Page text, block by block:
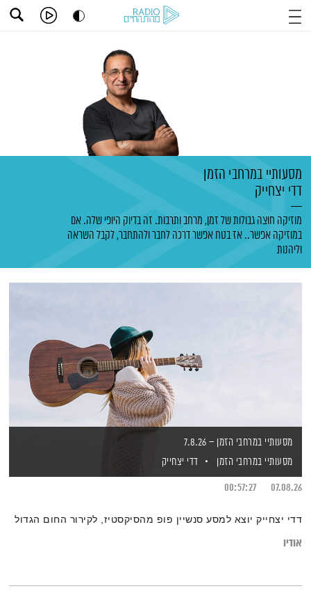
מסעותיי במרחבי הזמן
דדי יצחייק
מוזיקה חוצה גבולות של זמן, מרחב ותרבות. זה בדיוק היופי שלה. אם
במוזיקה אפשר.. אז בטח אפשר דרכה לחבר ולהתחבר, לקבל השראה
וליהנות
מסעותיי במרחבי הזמן – 7.8.26
מסעותיי במרחבי הזמן
דדי יצחייק
07.08.26
00:57:27
דדי יצחייק יוצא למסע סנשיין פופ מהסיקסטיז, לקירור החום הגדול
אודיו